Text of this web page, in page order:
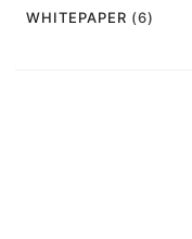
WHITEPAPER (6)